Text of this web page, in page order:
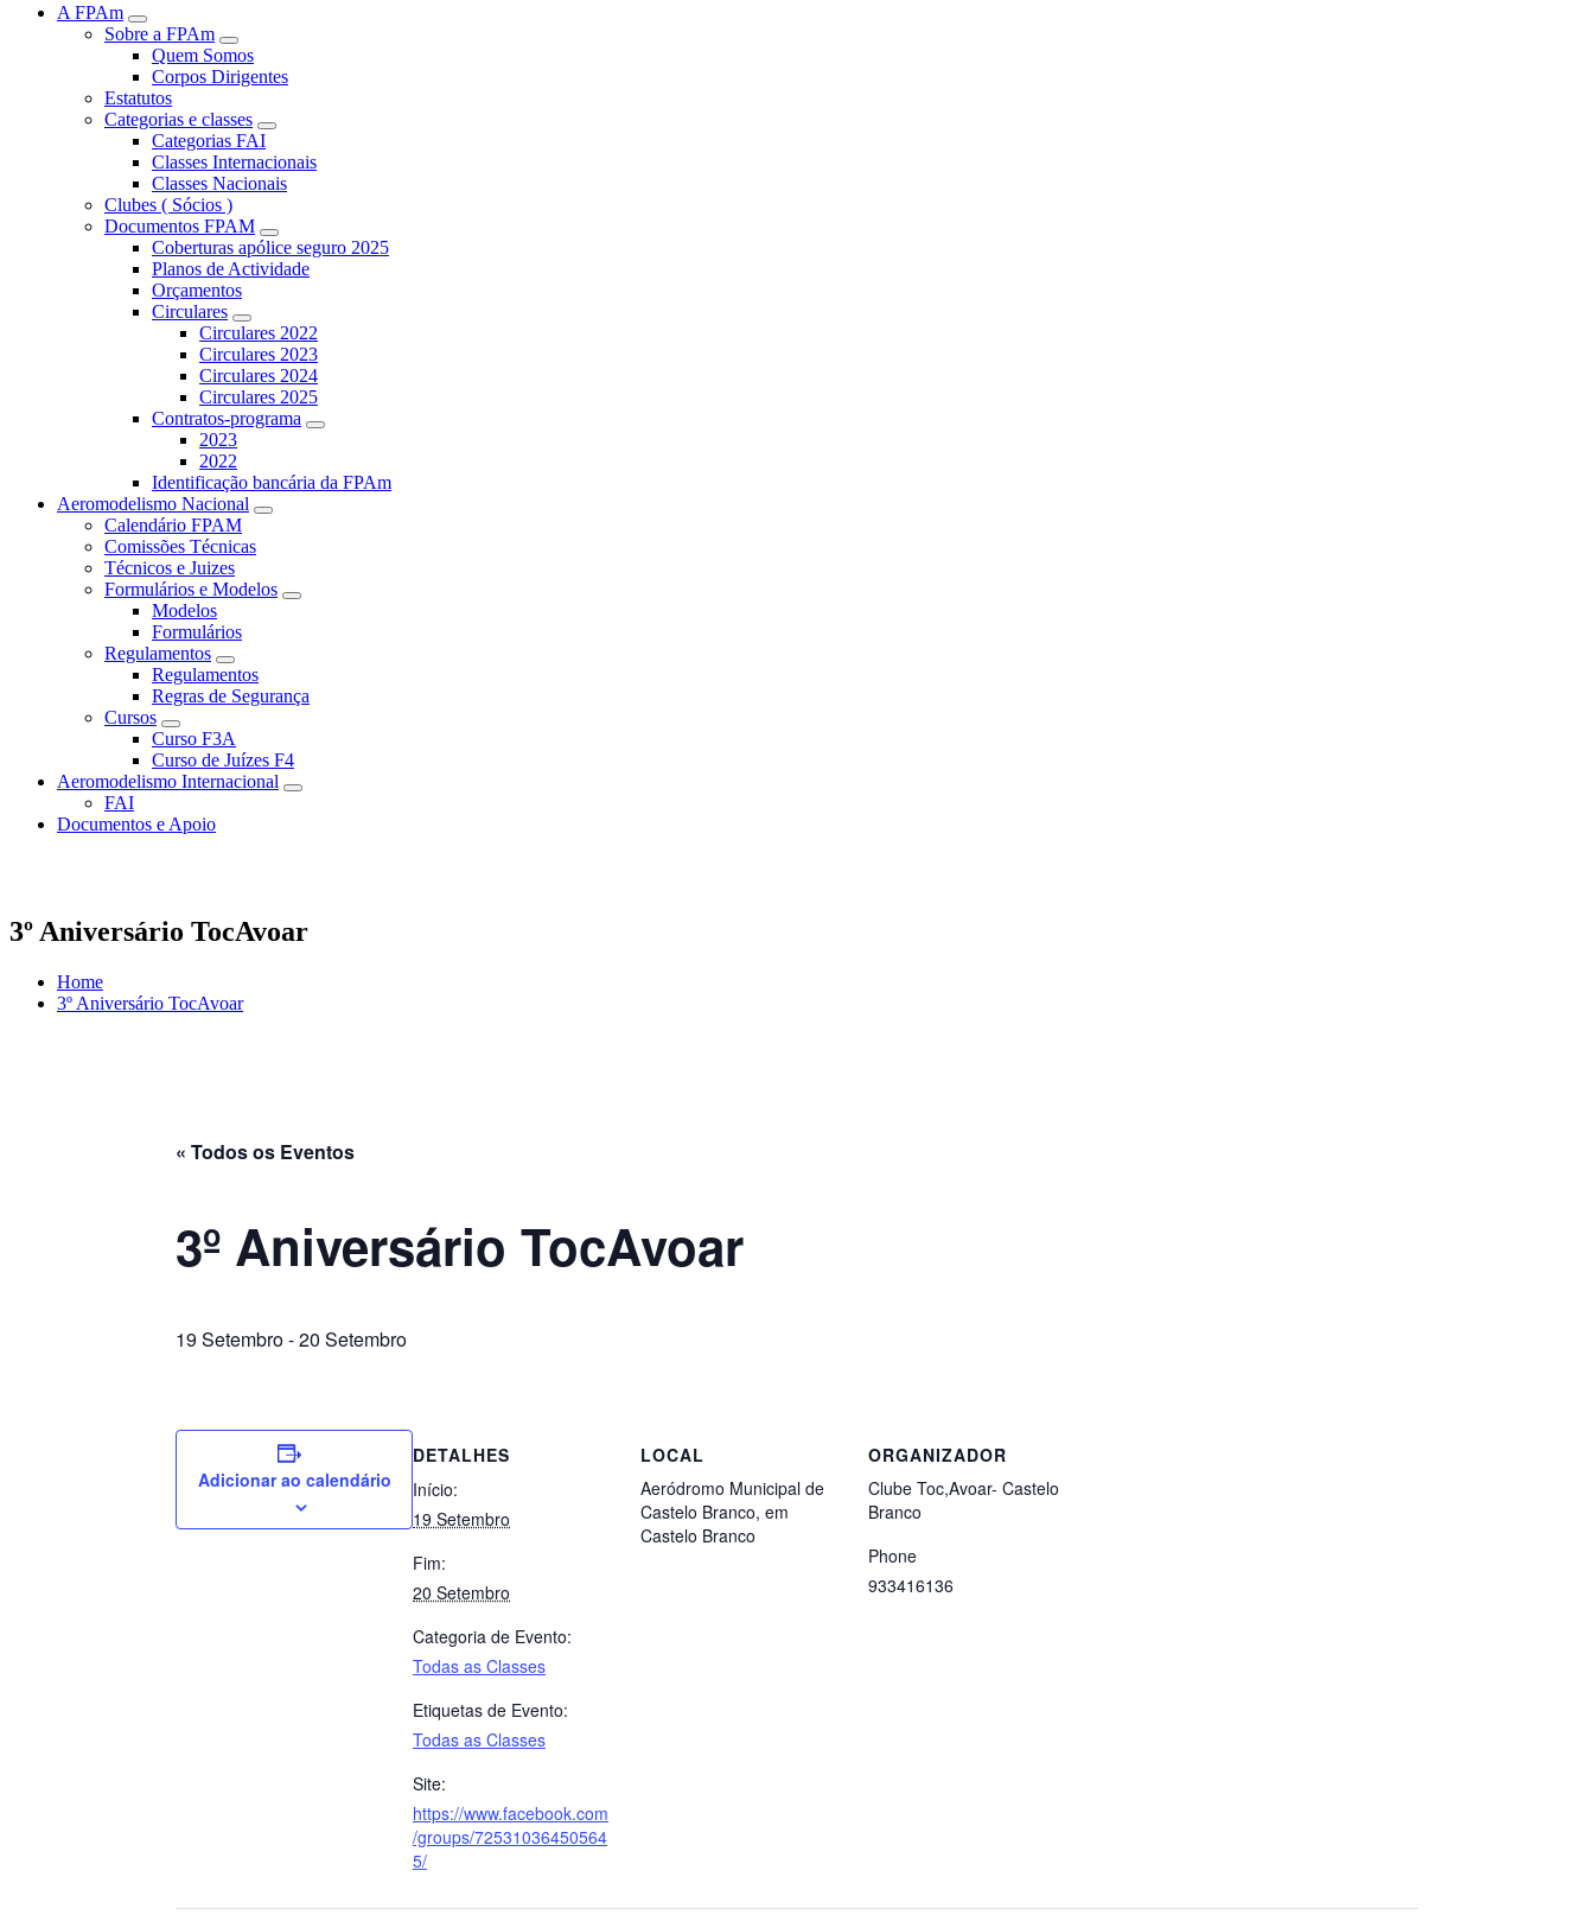
A FPAm
Sobre a FPAm
Quem Somos
Corpos Dirigentes
Estatutos
Categorias e classes
Categorias FAI
Classes Internacionais
Classes Nacionais
Clubes ( Sócios )
Documentos FPAM
Coberturas apólice seguro 2025
Planos de Actividade
Orçamentos
Circulares
Circulares 2022
Circulares 2023
Circulares 2024
Circulares 2025
Contratos-programa
2023
2022
Identificação bancária da FPAm
Aeromodelismo Nacional
Calendário FPAM
Comissões Técnicas
Técnicos e Juizes
Formulários e Modelos
Modelos
Formulários
Regulamentos
Regulamentos
Regras de Segurança
Cursos
Curso F3A
Curso de Juízes F4
Aeromodelismo Internacional
FAI
Documentos e Apoio
3º Aniversário TocAvoar
Home
3º Aniversário TocAvoar
« Todos os Eventos
3º Aniversário TocAvoar
19 Setembro-20 Setembro
Adicionar ao calendário
DETALHES
Início:
19 Setembro
Fim:
20 Setembro
Categoria de Evento:
Todas as Classes
Etiquetas de Evento:
Todas as Classes
Site:
https://www.facebook.com
/groups/72531036450564
5/
LOCAL
Aeródromo Municipal de
Castelo Branco, em
Castelo Branco
ORGANIZADOR
Clube Toc,Avoar- Castelo
Branco
Phone
933416136